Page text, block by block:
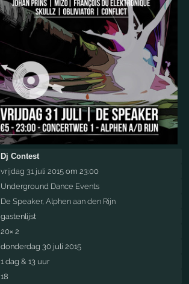
Dj Contest
vrijdag 31 juli 2015om 23:00
Underground Dance Events
De Speaker, Alphen aan den Rijn
gastenlijst
20× 2
donderdag 30 juli 2015
1 dag & 13 uur
18